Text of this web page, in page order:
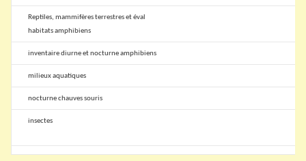
Reptiles, mammifères terrestres et éval
habitats amphibiens
inventaire diurne et nocturne amphibiens
milieux aquatiques
nocturne chauves souris
insectes